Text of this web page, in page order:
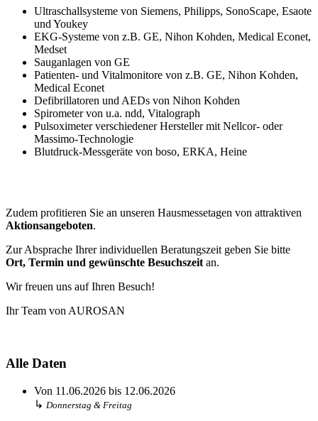
Ultraschallsysteme von Siemens, Philipps, SonoScape, Esaote
und Youkey
EKG-Systeme von z.B. GE, Nihon Kohden, Medical Econet,
Medset
Sauganlagen von GE
Patienten- und Vitalmonitore von z.B. GE, Nihon Kohden,
Medical Econet
Defibrillatoren und AEDs von Nihon Kohden
Spirometer von u.a. ndd, Vitalograph
Pulsoximeter verschiedener Hersteller mit Nellcor- oder
Massimo-Technologie
Blutdruck-Messgeräte von boso, ERKA, Heine
Zudem profitieren Sie an unseren Hausmessetagen von attraktiven
Aktionsangeboten.
Zur Absprache Ihrer individuellen Beratungszeit geben Sie bitte
Ort, Termin und gewünschte Besuchszeit an.
Wir freuen uns auf Ihren Besuch!
Ihr Team von AUROSAN
Alle Daten
Von 11.06.2026 bis 12.06.2026
↳ Donnerstag & Freitag